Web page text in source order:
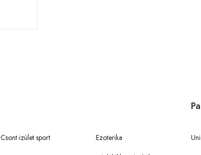
Csont izület sport
Ezoterika